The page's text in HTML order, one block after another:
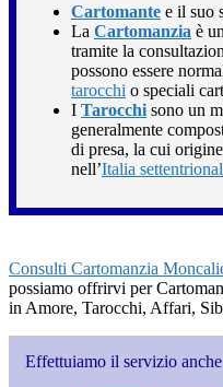
Cartomante e il suo
La Cartomanzia è
tramite la
possono essere
tarocchi o speciali
I Tarocchi sono un
generalmente
di presa, la cui
nell’Italia
Consulti Cartomanzia
possiamo offrirvi per
in Amore, Tarocchi, Affari,
Effettuiamo il servizio